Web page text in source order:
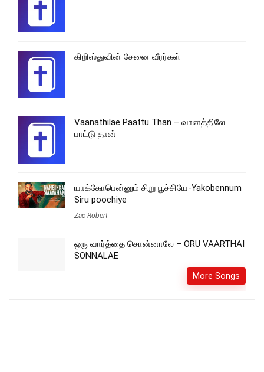
கிறிஸ்துவின் சேனை வீரர்கள்
Vaanathilae Paattu Than – வானத்திலே
பாட்டு தான்
யாக்கோபென்னும் சிறு பூச்சியே-Yakobennum
Siru poochiye
Zac Robert
ஒரு வார்த்தை சொன்னாலே – ORU VAARTHAI
SONNALAE
More Songs